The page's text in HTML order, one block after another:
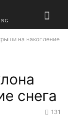
на накопление
снега
131